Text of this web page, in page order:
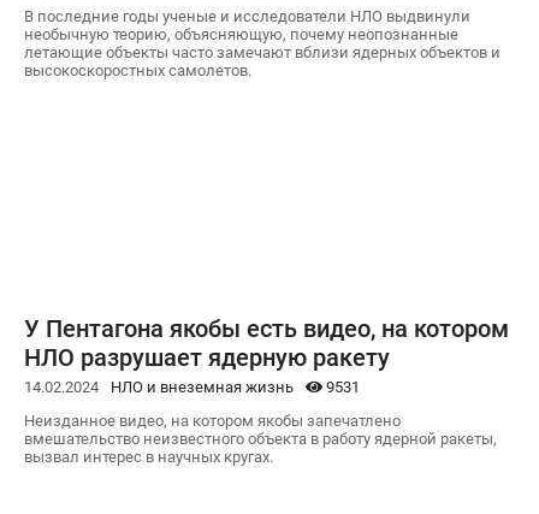
В последние годы ученые и исследователи НЛО выдвинули
необычную теорию, объясняющую, почему неопознанные
летающие объекты часто замечают вблизи ядерных объектов и
высокоскоростных самолетов.
У Пентагона якобы есть видео, на котором
НЛО разрушает ядерную ракету
14.02.2024 НЛО и внеземная жизнь
9531
Неизданное видео, на котором якобы запечатлено
вмешательство неизвестного объекта в работу ядерной ракеты,
вызвал интерес в научных кругах.